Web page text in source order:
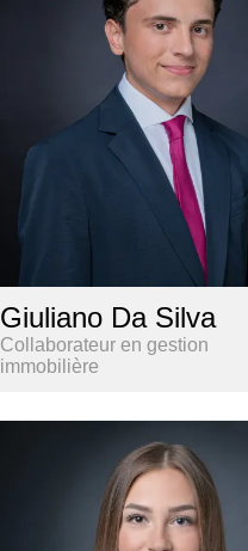
Giuliano Da Silva
Collaborateur en gestion
immobilière